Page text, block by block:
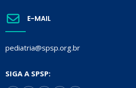
E-MAIL
pediatria@spsp.org.br
SIGA A SPSP: